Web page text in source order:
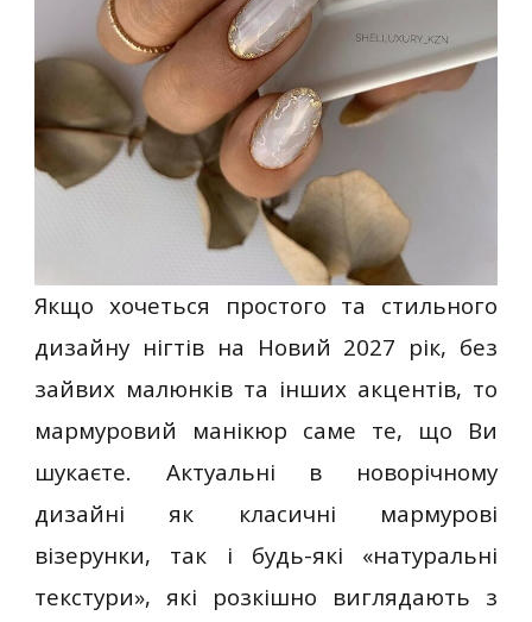
Якщо хочеться простого та стильного
дизайну нігтів на Новий 2027 рік, без
зайвих малюнків та інших акцентів, то
мармуровий манікюр саме те, що Ви
шукаєте. Актуальні в новорічному
дизайні як класичні мармурові
візерунки, так і будь-які «натуральні
текстури», які розкішно виглядають з